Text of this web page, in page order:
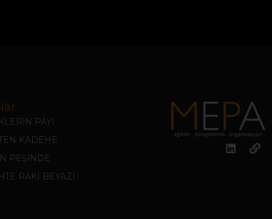
PAYI
KADEHE
PEŞİNDE
RAKI BEYAZI